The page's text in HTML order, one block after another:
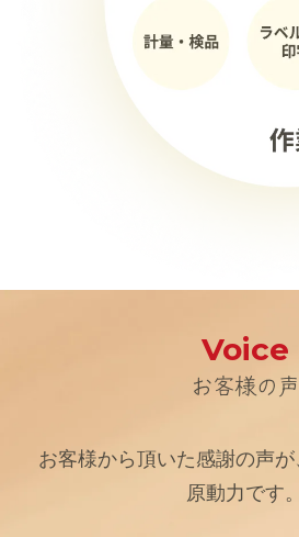
Voice
お客様の声
お客様から頂いた感謝の声
原動力です。